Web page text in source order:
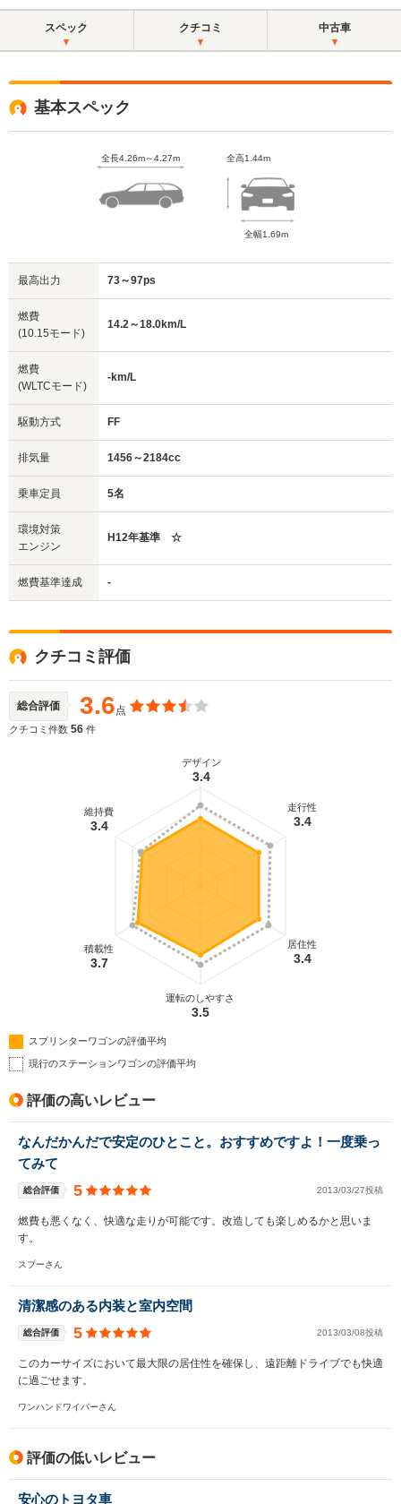
スペック クチコミ 中古車
基本スペック
全長4.26m～4.27m 全高1.44m
全幅1.69m
最高出力 73～97ps
燃費
(10.15モード)
14.2～18.0km/L
燃費
(WLTCモード)
-km/L
駆動方式 FF
排気量 1456～2184cc
乗車定員 5名
環境対策
エンジン
H12年基準 ☆
燃費基準達成 -
クチコミ評価
総合評価 3.6点
クチコミ件数 56 件
デザイン
3.4
走行性
3.4
居住性
3.4
運転のしやすさ
3.5
積載性
3.7
維持費
3.4
スプリンターワゴンの評価平均
現行のステーションワゴンの評価平均
評価の高いレビュー
なんだかんだで安定のひとこと。おすすめですよ！一度乗っ
てみて
総合評価 5 2013/03/27投稿
燃費も悪くなく、快適な走りが可能です。改造しても楽しめるかと思いま
す。
スプーさん
清潔感のある内装と室内空間
総合評価 5 2013/03/08投稿
このカーサイズにおいて最大限の居住性を確保し、遠距離ドライブでも快適
に過ごせます。
ワンハンドワイパーさん
評価の低いレビュー
安心のトヨタ車